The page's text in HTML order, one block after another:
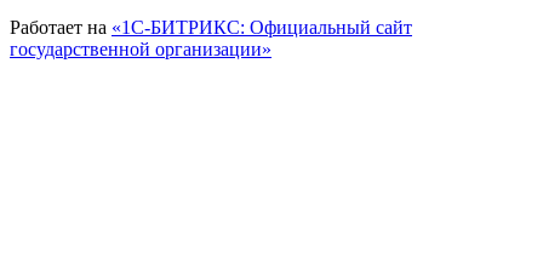
Работает на «1С-БИТРИКС: Официальный сайт
государственной организации»